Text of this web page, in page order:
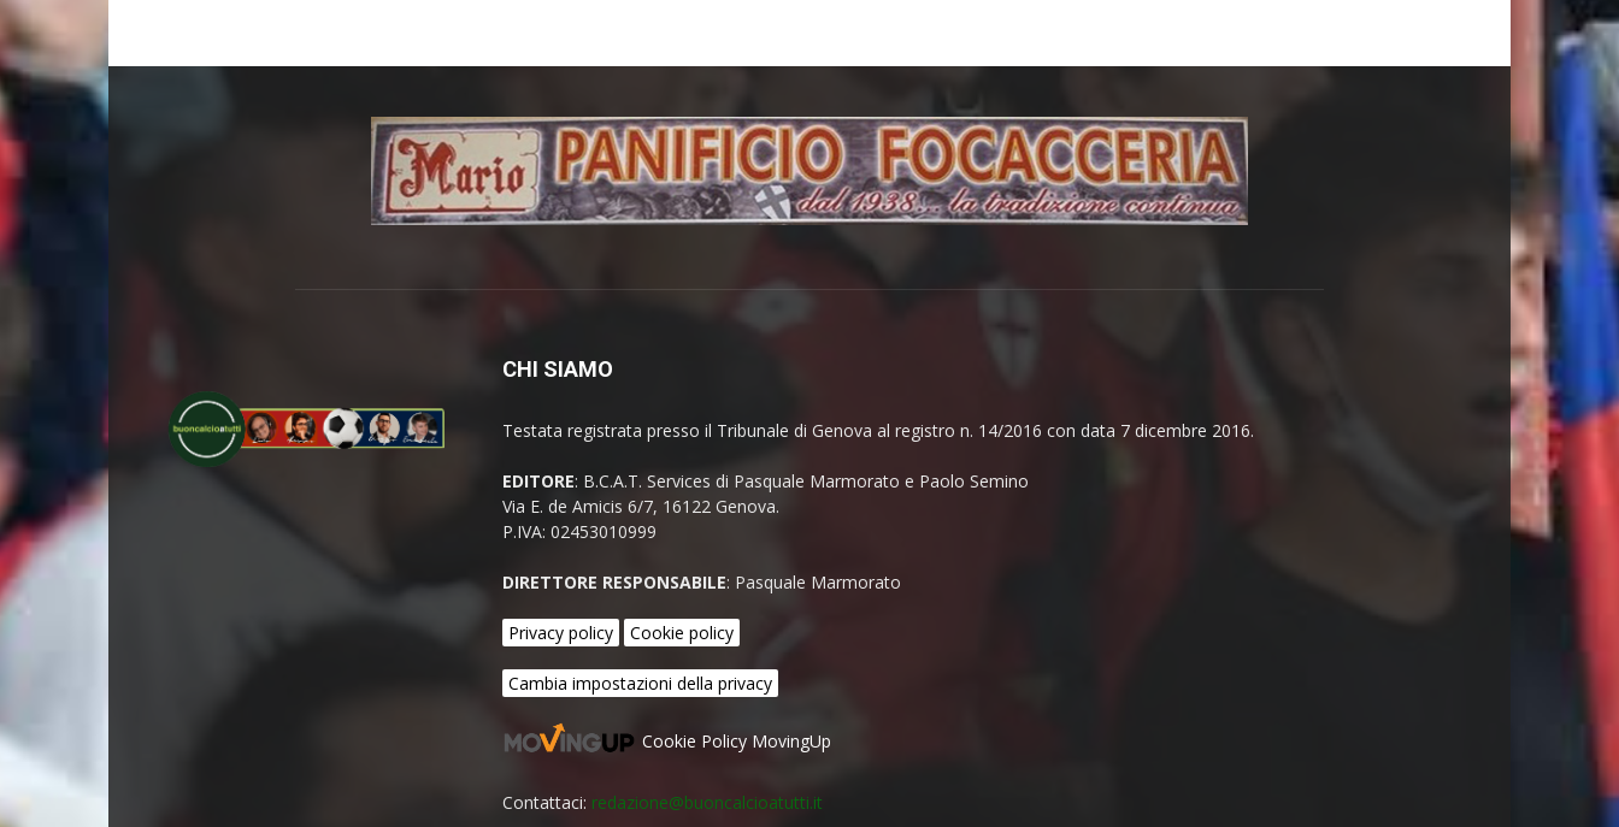
CHI SIAMO
Testata registrata presso il Tribunale di Genova al registro n. 14/2016 con data 7 dicembre 2016.
EDITORE: B.C.A.T. Services di Pasquale Marmorato e Paolo Semino
Via E. de Amicis 6/7, 16122 Genova.
P.IVA: 02453010999
DIRETTORE RESPONSABILE: Pasquale Marmorato
Privacy policy Cookie policy
Cambia impostazioni della privacy
Cookie Policy MovingUp
Contattaci: redazione@buoncalcioatutti.it